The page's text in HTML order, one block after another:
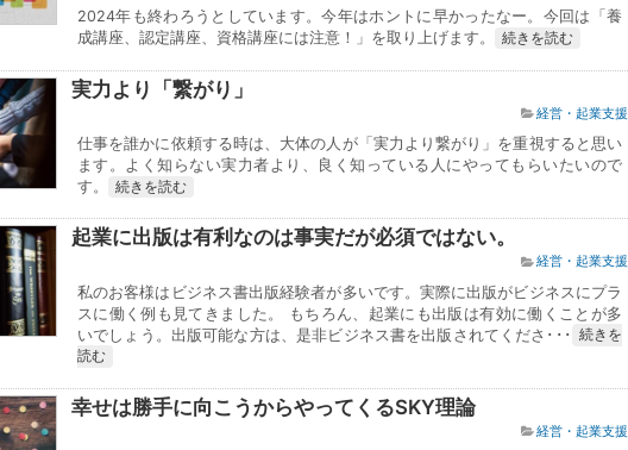
2024年も終わろうとしています。今年はホントに早かったなー。今回は「養
成講座、認定講座、資格講座には注意！」を取り上げます。
続きを読む
実力より「繋がり」
経営・起業支援
仕事を誰かに依頼する時は、大体の人が「実力より繋がり」を重視すると思い
ます。よく知らない実力者より、良く知っている人にやってもらいたいので
す。
続きを読む
起業に出版は有利なのは事実だが必須ではない。
経営・起業支援
私のお客様はビジネス書出版経験者が多いです。実際に出版がビジネスにプラ
スに働く例も見てきました。 もちろん、起業にも出版は有効に働くことが多
いでしょう。出版可能な方は、是非ビジネス書を出版されてくださ･･･
続きを
読む
幸せは勝手に向こうからやってくるSKY理論
経営・起業支援